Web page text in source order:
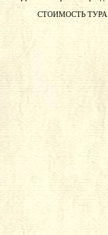
СТОИМОСТЬ